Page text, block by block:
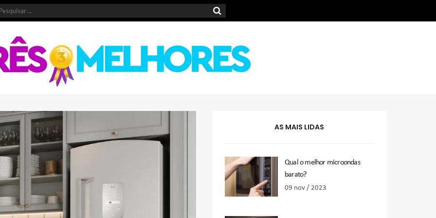
AS MAIS LIDAS
Qual o melhor microondas
barato?
09 nov / 2023